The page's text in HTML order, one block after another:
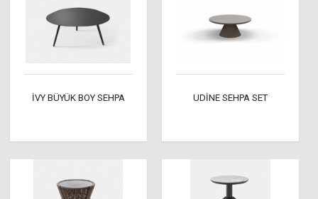
İVY BÜYÜK BOY SEHPA UDİNE SEHPA SET